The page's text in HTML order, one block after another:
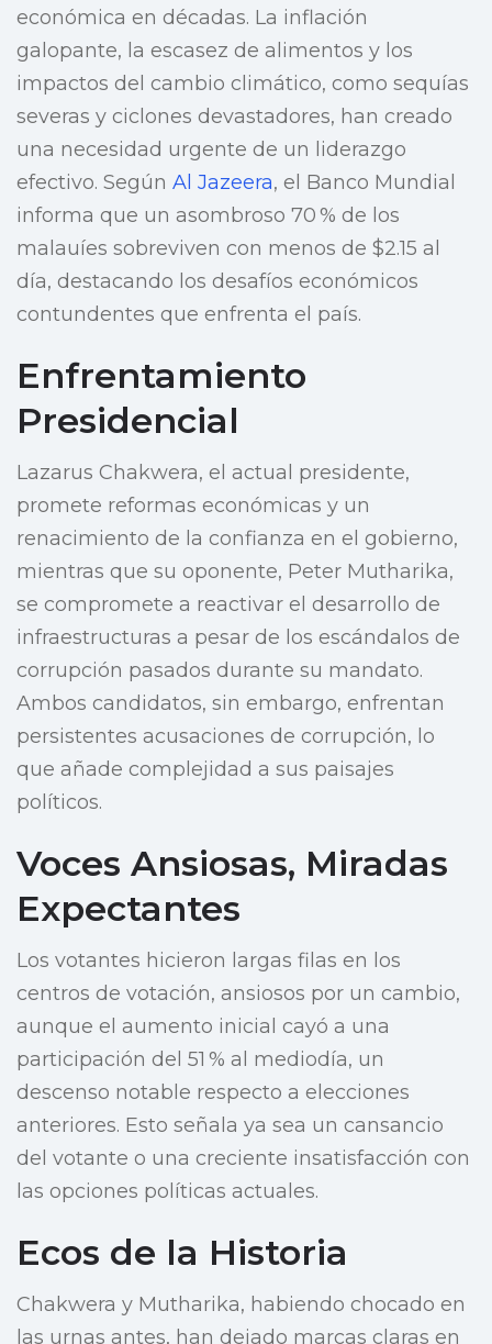
económica en décadas. La inflación
galopante, la escasez de alimentos y los
impactos del cambio climático, como sequías
severas y ciclones devastadores, han creado
una necesidad urgente de un liderazgo
efectivo. Según Al Jazeera, el Banco Mundial
informa que un asombroso 70 % de los
malauíes sobreviven con menos de $2.15 al
día, destacando los desafíos económicos
contundentes que enfrenta el país.
Enfrentamiento
Presidencial
Lazarus Chakwera, el actual presidente,
promete reformas económicas y un
renacimiento de la confianza en el gobierno,
mientras que su oponente, Peter Mutharika,
se compromete a reactivar el desarrollo de
infraestructuras a pesar de los escándalos de
corrupción pasados durante su mandato.
Ambos candidatos, sin embargo, enfrentan
persistentes acusaciones de corrupción, lo
que añade complejidad a sus paisajes
políticos.
Voces Ansiosas, Miradas
Expectantes
Los votantes hicieron largas filas en los
centros de votación, ansiosos por un cambio,
aunque el aumento inicial cayó a una
participación del 51 % al mediodía, un
descenso notable respecto a elecciones
anteriores. Esto señala ya sea un cansancio
del votante o una creciente insatisfacción con
las opciones políticas actuales.
Ecos de la Historia
Chakwera y Mutharika, habiendo chocado en
las urnas antes, han dejado marcas claras en